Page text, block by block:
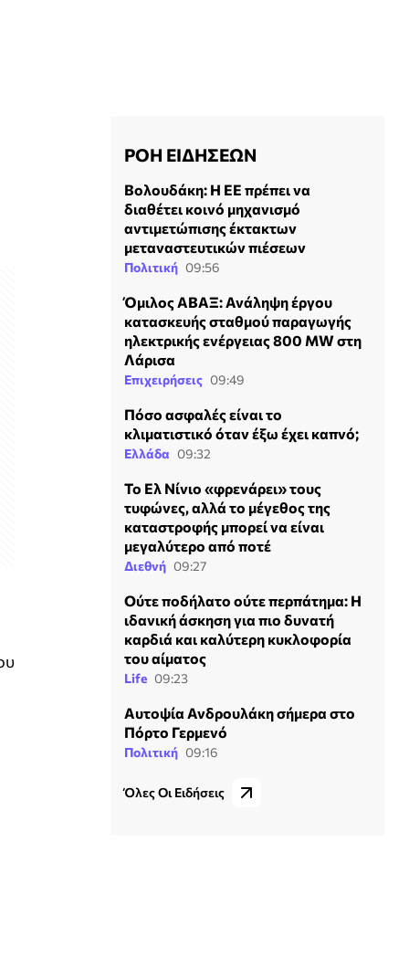
ΡΟΗ ΕΙΔΗΣΕΩΝ
Βολουδάκη: Η ΕΕ πρέπει να
διαθέτει κοινό μηχανισμό
αντιμετώπισης έκτακτων
μεταναστευτικών πιέσεων
Πολιτική 09:56
Όμιλος ΑΒΑΞ: Ανάληψη έργου
κατασκευής σταθμού παραγωγής
ηλεκτρικής ενέργειας 800 ΜW στη
Λάρισα
Επιχειρήσεις 09:49
Πόσο ασφαλές είναι το
κλιματιστικό όταν έξω έχει καπνό;
Ελλάδα 09:32
Το Ελ Νίνιο «φρενάρει» τους
τυφώνες, αλλά το μέγεθος της
καταστροφής μπορεί να είναι
μεγαλύτερο από ποτέ
Διεθνή 09:27
Ούτε ποδήλατο ούτε περπάτημα: Η
ιδανική άσκηση για πιο δυνατή
καρδιά και καλύτερη κυκλοφορία
του αίματος
Life 09:23
Αυτοψία Ανδρουλάκη σήμερα στο
Πόρτο Γερμενό
Πολιτική 09:16
Όλες Οι Ειδήσεις